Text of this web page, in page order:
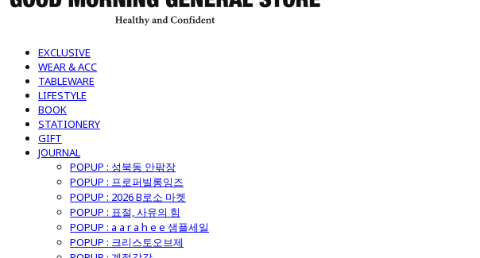
EXCLUSIVE
WEAR & ACC
TABLEWARE
LIFESTYLE
BOOK
STATIONERY
GIFT
JOURNAL
POPUP : 성북동 안팎장
POPUP : 프로퍼빌롱잉즈
POPUP : 2026 B로소 마켓
POPUP : 표절, 사유의 힘
POPUP : a a r a h e e 샘플세일
POPUP : 크리스토오브제